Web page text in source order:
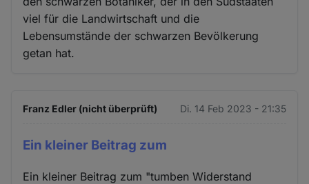
viel für die Landwirtschaft und die
Lebensumstände der schwarzen Bevölkerung
getan hat.
Franz Edler (nicht überprüft) Di. 14 Feb 2023 - 21:35
Ein kleiner Beitrag zum
Ein kleiner Beitrag zum "tumben Widerstand